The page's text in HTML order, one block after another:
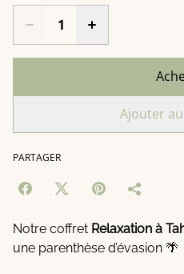
Ajouter
PARTAGER
Notre coffret Relaxation à
une parenthèse d’évasion 🌴